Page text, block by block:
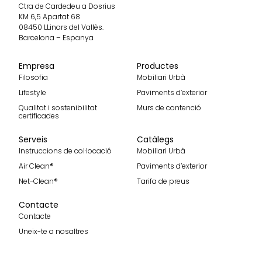
Ctra de Cardedeu a Dosrius
KM 6,5 Apartat 68
08450 LLinars del Vallès.
Barcelona – Espanya
Empresa
Filosofia
Lifestyle
Qualitat i sostenibilitat
certificades
Productes
Mobiliari Urbà
Paviments d’exterior
Murs de contenció
Serveis
Instruccions de col·locació
Air Clean®
Net-Clean®
Catàlegs
Mobiliari Urbà
Paviments d’exterior
Tarifa de preus
Contacte
Contacte
Uneix-te a nosaltres